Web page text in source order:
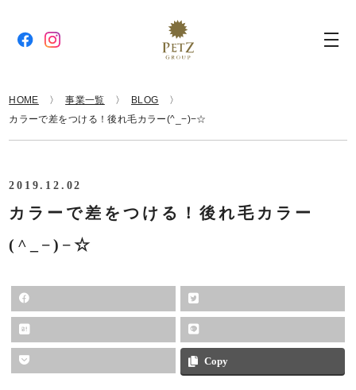
HOME 事業一覧
BLOG
カラーで差をつける！後れ毛カラー(^_−)−☆
2019.12.02
カラーで差をつける！後れ毛カラー
(^_−)−☆
Copy